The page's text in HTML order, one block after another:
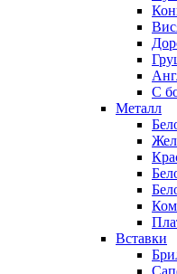
С
Металл
Вставки